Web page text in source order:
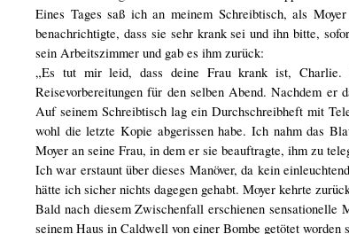
Eines Tages saß ich an meinem Schreibtisch, als
benachrichtigte, dass sie sehr krank sei und ihn bitte,
sein Arbeitszimmer und gab es ihm zurück:
„Es tut mir leid, dass deine Frau krank ist,
Reisevorbereitungen für den selben Abend. Nachdem er
Auf seinem Schreibtisch lag ein Durchschreibheft mit
wohl die letzte Kopie abgerissen habe. Ich nahm das
Moyer an seine Frau, in dem er sie beauftragte, ihm zu
Ich war erstaunt über dieses Manöver, da kein
hätte ich sicher nichts dagegen gehabt. Moyer kehrte
Bald nach diesem Zwischenfall erschienen sensationelle
seinem Haus in Caldwell von einer Bombe getötet